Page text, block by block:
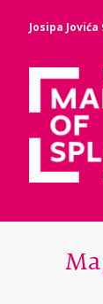
Josipa Jovića